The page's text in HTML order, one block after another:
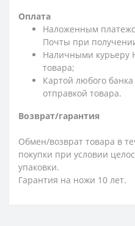
Оплата
Наложенным
Почты при
Наличными курьеру
товара;
Картой любого
отправкой товара.
Возврат/гарантия
Обмен/возврат товара в
покупки при условии
упаковки.
Гарантия на ножи 10 лет.